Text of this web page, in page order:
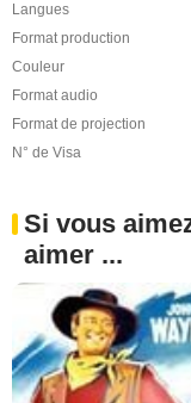
Langues
Format production
Couleur
Format audio
Format de projection
N° de Visa
Si vous
aimer ...